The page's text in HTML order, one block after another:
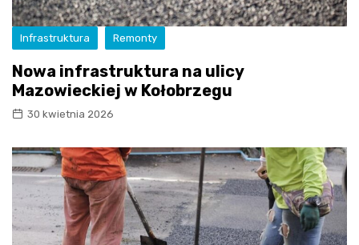
Infrastruktura Remonty
Nowa infrastruktura na ulicy
Mazowieckiej w Kołobrzegu
30 kwietnia 2026